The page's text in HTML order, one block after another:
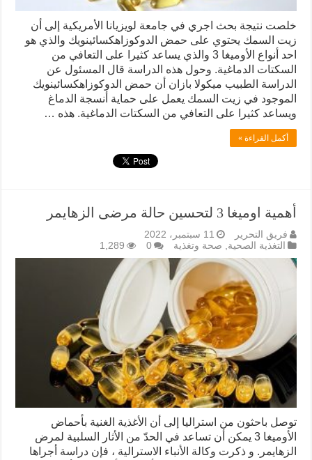
خلصت نتيجة بحث اجري في جامعة لويزيانا الأمريكية إلى أن
زيت السمك يحتوي على حمض الدوكوزاهكسائينويك والذي هو
احد أنواع الأوميغا 3 والذي يساعد كثيرا على التعافي من
السكتات الدماغية. وحول هذه الدراسة قال المسئول عن
الدراسة الطبيب ميكولا بازان أن حمض الدوكوزاهكسائينويك
الموجود في زيت السمك يعمل على حماية أنسجة الدماغ
ويساعد كثيرا على التعافي من السكتات الدماغية. هذه …
أكمل القراءة »
أهمية اوميغا 3 لتحسين حالة مرضى الزهايمر
فريق التحرير
11 سبتمبر، 2022
التغذية الصحية, صحة وتغذية 0
1,289
توصل باحثون من استراليا إلى أن الأغذية الغنية بأحماض
الأوميغا 3 يمكن أن تساعد في الحدّ من الأثار السلبية لمرض
الزهايمر. و ذكرت وكالة الأنباء الاسترالية ، فإن دراسة أجراها